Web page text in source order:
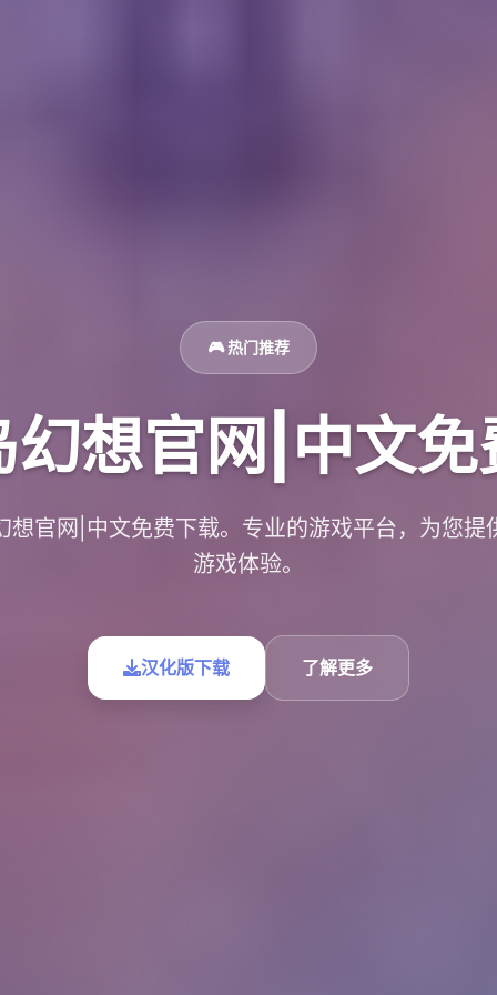
🎮 热门推荐
幻想官网|中文免
想官网|中文免费下载。专业的游戏平台，为您提
游戏体验。
汉化版下载 了解更多